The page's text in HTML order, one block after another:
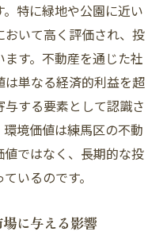
特に緑地や公園に近い
いて高く評価され、投
す。不動産を通じた社
単なる経済的利益を超
する要素として認識さ
境価値は練馬区の不動
ではなく、長期的な投
いるのです。
に与える影響